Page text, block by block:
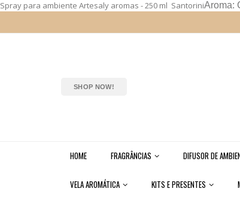
Spray para ambiente Artesaly aromas - 250 ml SantoriniAroma:
SHOP NOW!
HOME FRAGRÂNCIAS DIFUSOR DE
VELA AROMÁTICA KITS E PRESENTES